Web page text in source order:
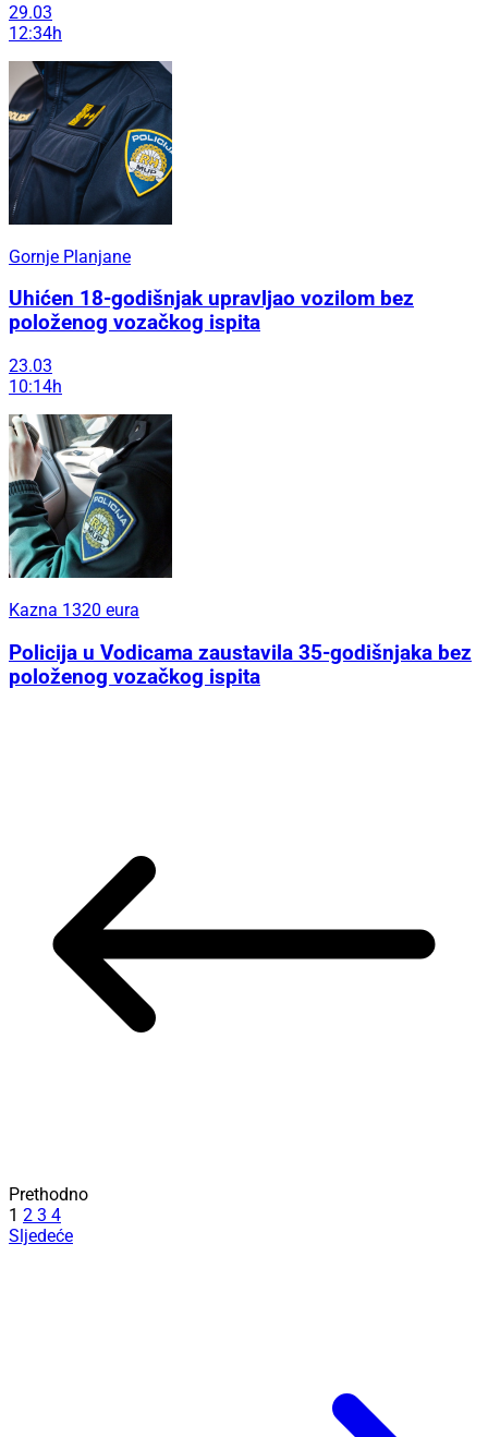
29.03
12:34h
Gornje Planjane
Uhićen 18-godišnjak upravljao vozilom bez
položenog vozačkog ispita
23.03
10:14h
Kazna 1320 eura
Policija u Vodicama zaustavila 35-godišnjaka bez
položenog vozačkog ispita
Prethodno
1 2 3 4
Sljedeće